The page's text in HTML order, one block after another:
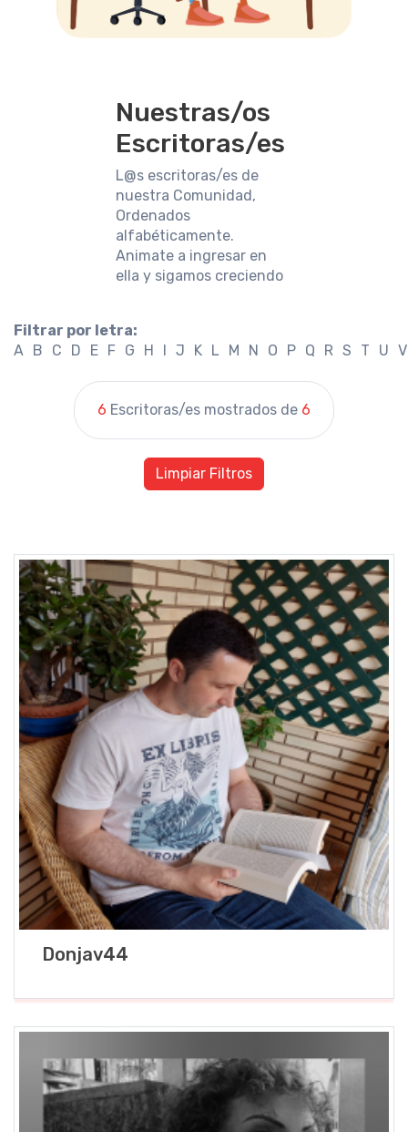
Nuestras/os
Escritoras/es
L@s escritoras/es de
nuestra Comunidad,
Ordenados
alfabéticamente.
Animate a ingresar en
ella y sigamos creciendo
Filtrar por letra:
A B C D E F G H I J K L M N O P Q R S T U V
6 Escritoras/es mostrados de 6
Limpiar Filtros
Donjav44